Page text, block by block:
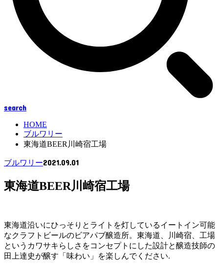
search
HOME
ブルワリー
東海道BEER川崎宿工場
ブルワリー2021.09.01
東海道BEER川崎宿工場
東海道沿いにひっそりとライトを灯しているイートイン可能
なクラフトビールのビアパブ醸造所。東海道、川崎宿、工場
というカワサキらしさをコンセプトにした設計と醸造技師の
田上達史が醸す「味わい」を楽しんでください.